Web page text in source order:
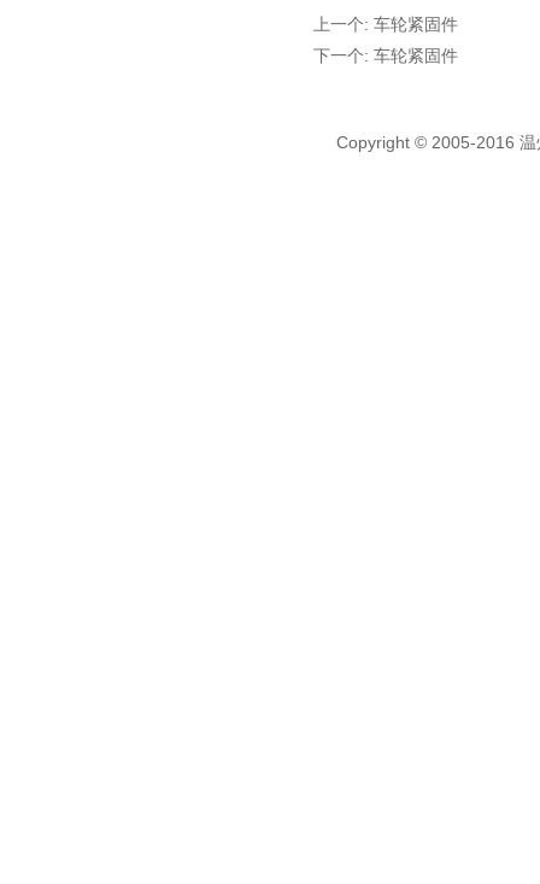
上一个: 车轮紧固件
下一个: 车轮紧固件
Copyright © 2005-2016 温